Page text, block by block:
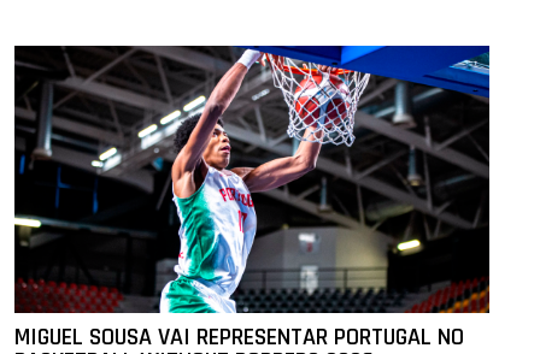
MIGUEL SOUSA VAI REPRESENTAR PORTUGAL NO